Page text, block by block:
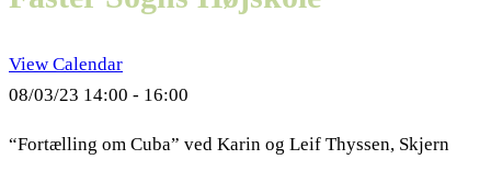
View Calendar
08/03/23 14:00 - 16:00
“Fortælling om Cuba” ved Karin og Leif Thyssen, Skjern